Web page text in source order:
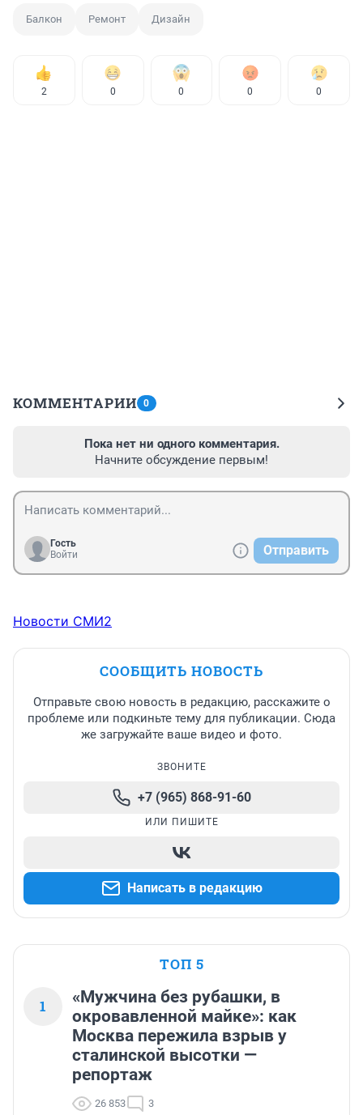
Балкон Ремонт Дизайн
2 0 0 0 0
КОММЕНТАРИИ 0
Пока нет ни одного комментария.
Начните обсуждение первым!
Гость
Войти
Отправить
Новости СМИ2
СООБЩИТЬ НОВОСТЬ
Отправьте свою новость в редакцию, расскажите о
проблеме или подкиньте тему для публикации. Сюда
же загружайте ваше видео и фото.
ЗВОНИТЕ
+7 (965) 868-91-60
ИЛИ ПИШИТЕ
Написать в редакцию
ТОП 5
1
«Мужчина без рубашки, в
окровавленной майке»: как
Москва пережила взрыв у
сталинской высотки —
репортаж
26 853 3